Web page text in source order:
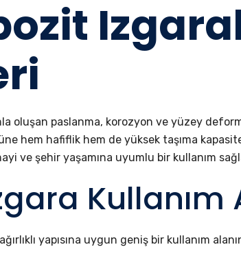
oluşan paslanma, korozyon ve yüzey
hem hafiflik hem de yüksek taşıma
ve şehir yaşamına uyumlu bir kullanım
Kullanım
yapısına uygun geniş bir kullanım